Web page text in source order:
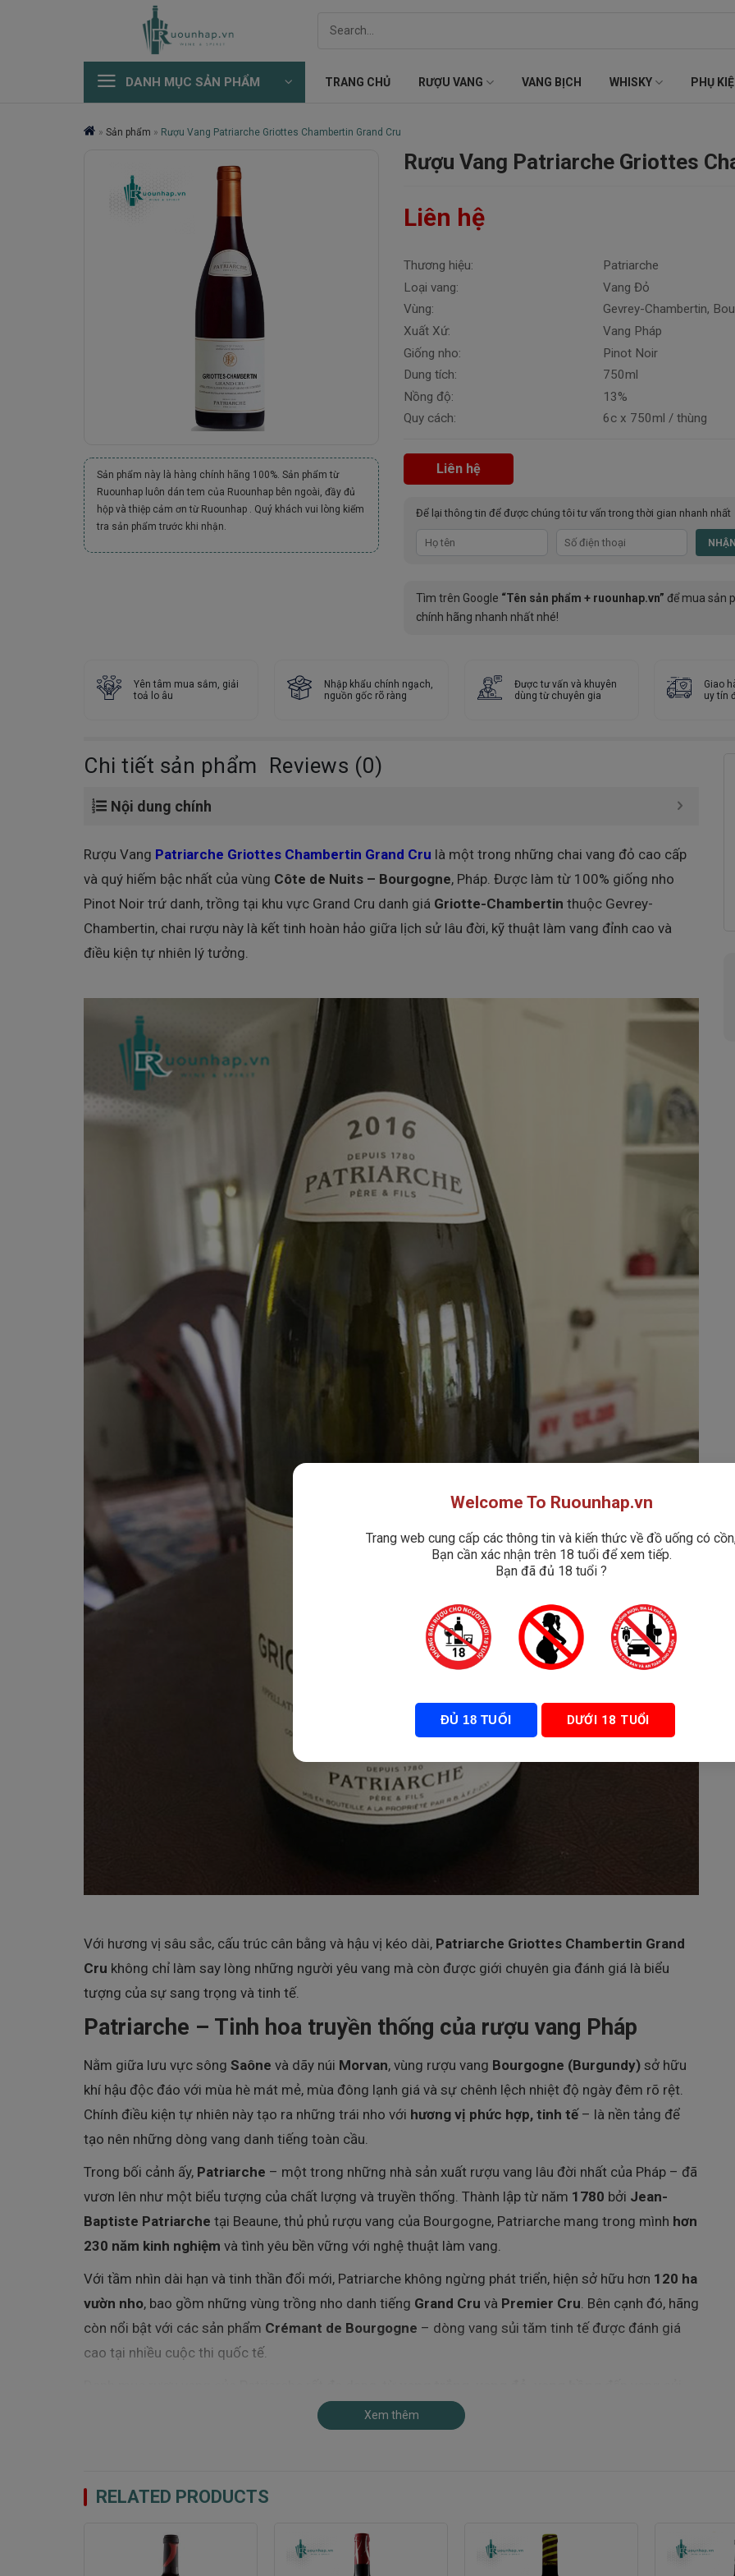
DANH MỤC SẢN PHẨM TRANG CHỦ RƯỢU VANG VANG BỊCH WHISKY PHỤ
» Sản phẩm » Rượu Vang Patriarche Griottes Chambertin Grand Cru
Sản phẩm này là hàng chính hãng 100%. Sản phẩm từ
Ruounhap luôn dán tem của Ruounhap bên ngoài, đầy đủ
hộp và thiệp cảm ơn từ Ruounhap . Quý khách vui lòng kiểm
tra sản phẩm trước khi nhận.
Rượu Vang Patriarche Griottes
Liên hệ
Thương hiệu:
Loại vang:
Vùng:
Xuất Xứ:
Giống nho:
Dung tích:
Nồng độ:
Quy cách:
Patriarche
Vang Đỏ
Gevrey-Chambertin,
Vang Pháp
Pinot Noir
750ml
13%
6c x 750ml / thùng
Liên hệ
Để lại thông tin để được chúng tôi tư vấn trong thời gian nhanh nhất
Tìm trên Google “Tên sản phẩm + ruounhap.vn” để mua sản
chính hãng nhanh nhất nhé!
Yên tâm mua sắm, giải
toả lo âu
Nhập khẩu chính ngạch,
nguồn gốc rõ ràng
Được tư vấn và khuyên
dùng từ chuyên gia
Giao
uy tín
Chi tiết sản phẩm Reviews (0)
Nội dung chính
Rượu Vang Patriarche Griottes Chambertin Grand Cru là một trong những chai vang đỏ cao cấp
và quý hiếm bậc nhất của vùng Côte de Nuits – Bourgogne, Pháp. Được làm từ 100% giống nho
Pinot Noir trứ danh, trồng tại khu vực Grand Cru danh giá Griotte-Chambertin thuộc Gevrey-
Chambertin, chai rượu này là kết tinh hoàn hảo giữa lịch sử lâu đời, kỹ thuật làm vang đỉnh cao và
điều kiện tự nhiên lý tưởng.
Với hương vị sâu sắc, cấu trúc cân bằng và hậu vị kéo dài, Patriarche Griottes Chambertin Grand
Cru không chỉ làm say lòng những người yêu vang mà còn được giới chuyên gia đánh giá là biểu
tượng của sự sang trọng và tinh tế.
Patriarche – Tinh hoa truyền thống của rượu vang Pháp
Nằm giữa lưu vực sông Saône và dãy núi Morvan, vùng rượu vang Bourgogne (Burgundy) sở hữu
khí hậu độc đáo với mùa hè mát mẻ, mùa đông lạnh giá và sự chênh lệch nhiệt độ ngày đêm rõ rệt.
Chính điều kiện tự nhiên này tạo ra những trái nho với hương vị phức hợp, tinh tế– là nền tảng để
tạo nên những dòng vang danh tiếng toàn cầu.
Trong bối cảnh ấy, Patriarche – một trong những nhà sản xuất rượu vang lâu đời nhất của Pháp – đã
vươn lên như một biểu tượng của chất lượng và truyền thống. Thành lập từ năm 1780 bởi Jean-
Baptiste Patriarche tại Beaune, thủ phủ rượu vang của Bourgogne, Patriarche mang trong mình hơn
230 năm kinh nghiệm và tình yêu bền vững với nghệ thuật làm vang.
Với tầm nhìn dài hạn và tinh thần đổi mới, Patriarche không ngừng phát triển, hiện sở hữu hơn 120 ha
vườn nho, bao gồm những vùng trồng nho danh tiếng Grand Cru và Premier Cru. Bên cạnh đó, hãng
còn nổi bật với các sản phẩm Crémant de Bourgogne – dòng vang sủi tăm tinh tế được đánh giá
cao tại nhiều cuộc thi quốc tế.
phù hợp với nhiều khẩu vị và dịp khác nhau. Các sản phẩm đều được làm từ những giống nho đặc
Pinot Noir, Chardonnay, Aligoté và Gamay
Patriarche chính là hiện thân của tinh hoa rượu vang Pháp – nơi kết nối giữa quá khứ huy hoàng
Griotte-Chambertin – Vườn nho Grand Cru danh tiếng
Xem thêm
RELATED PRODUCTS
Welcome To Ruounhap.vn
Trang web cung cấp các thông tin và kiến thức về đồ uống có
Bạn cần xác nhận trên 18 tuổi để xem tiếp.
Bạn đã đủ 18 tuổi ?
ĐỦ 18 TUỔI DƯỚI 18 TUỔI